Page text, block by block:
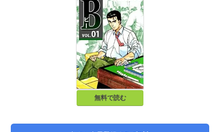
無料で読む